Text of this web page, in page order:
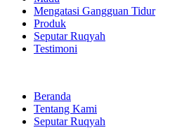
Mengatasi Gangguan Tidur
Produk
Seputar Ruqyah
Testimoni
Beranda
Tentang Kami
Seputar Ruqyah